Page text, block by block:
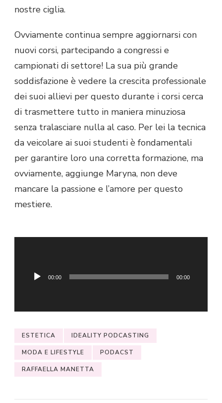
nostre ciglia.
Ovviamente continua sempre aggiornarsi con
nuovi corsi, partecipando a congressi e
campionati di settore! La sua più grande
soddisfazione è vedere la crescita professionale
dei suoi allievi per questo durante i corsi cerca
di trasmettere tutto in maniera minuziosa
senza tralasciare nulla al caso. Per lei la tecnica
da veicolare ai suoi studenti è fondamentali
per garantire loro una corretta formazione, ma
ovviamente, aggiunge Maryna, non deve
mancare la passione e l’amore per questo
mestiere.
00:00 00:00
per averci seguito dalla vostra radio preferita.
ESTETICA IDEALITY PODCASTING
MODA E LIFESTYLE PODACST
RAFFAELLA MANETTA